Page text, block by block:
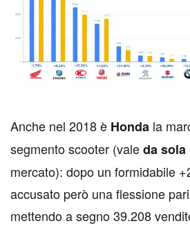
Anche nel 2018 è Honda la
segmento scooter (valeda sola
mercato): dopo un formidabile
accusato però una flessione
mettendo a segno 39.208